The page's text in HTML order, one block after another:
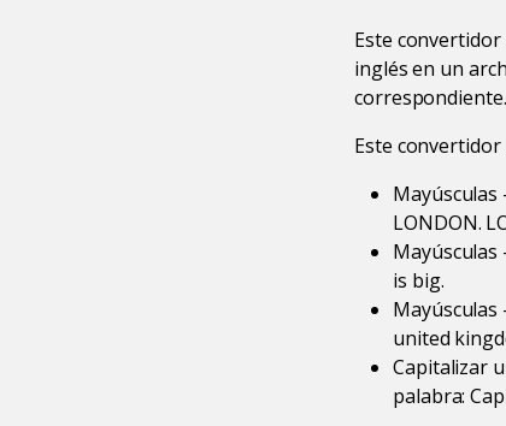
Este
inglés en un
correspondiente.
Este
Mayúsculas
LONDON.
is big.
Mayúsculas
united
Capitalizar
palabra: